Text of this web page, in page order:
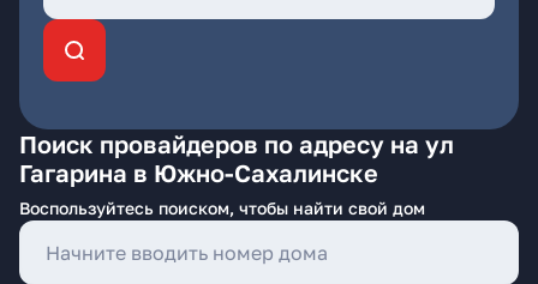
Поиск провайдеров по адресу на ул
Гагарина в Южно-Сахалинске
Воспользуйтесь поиском, чтобы найти свой дом